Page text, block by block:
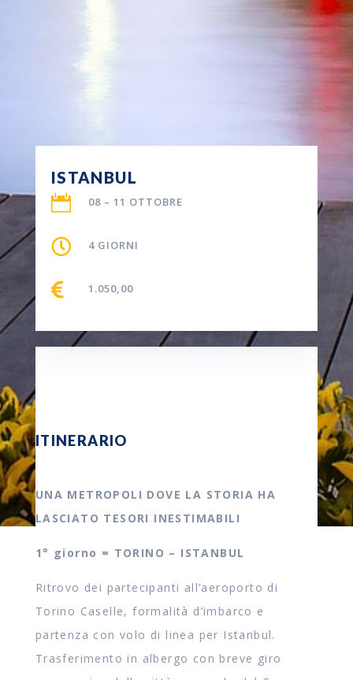
ISTANBUL
 08 – 11 OTTOBRE
 4 GIORNI
 1.050,00
ITINERARIO
UNA METROPOLI DOVE LA STORIA HA
LASCIATO TESORI INESTIMABILI
1° giorno = TORINO – ISTANBUL
Ritrovo dei partecipanti all’aeroporto di
Torino Caselle, formalità d’imbarco e
partenza con volo di linea per Istanbul.
Trasferimento in albergo con breve giro